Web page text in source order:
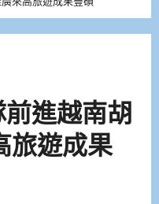
進越南胡
旅遊成果